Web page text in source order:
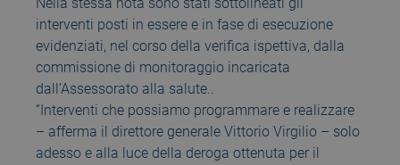
interventi posti in essere e in fase di esecuzione
evidenziati, nel corso della verifica ispettiva, dalla
commissione di monitoraggio incaricata
dall’Assessorato alla salute..
“Interventi che possiamo programmare e realizzare
– afferma il direttore generale Vittorio Virgilio – solo
adesso e alla luce della deroga ottenuta per il